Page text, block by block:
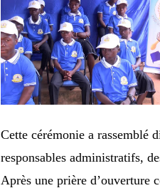
Cette cérémonie a rassemblé
responsables administratifs,
Après une prière d’ouverture